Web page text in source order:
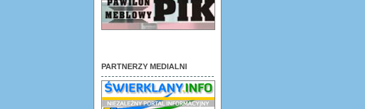
PARTNERZY MEDIALNI